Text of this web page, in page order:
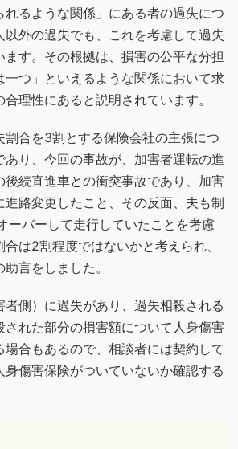
れるような関係」にある者の過失につ
以外の過失でも、これを考慮して過失
す。その根拠は、損害の公平な分担
一つ」といえるような関係において求
理性にあると説明されています。
割合を3割とする保険会社の主張につ
あり、今回の事故が、加害者運転の進
後続直進車との衝突事故であり、加害
進路変更したこと、その反面、夫も制
ーバーして走行していたことを考慮
は2割程度ではないかと考えられ、
言をしました。
者側）に過失があり、過失相殺される
された部分の損害額について人身傷害
合もあるので、相談者には契約して
身傷害保険がついていないか確認する